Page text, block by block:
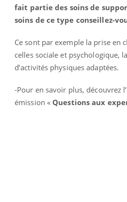
fait partie des soins de
soins de ce type conseillez-
Ce sont par exemple la prise en
celles sociale et psychologique,
d’activités physiques adaptées.
-Pour en savoir plus, découvrez
émission « Questions aux